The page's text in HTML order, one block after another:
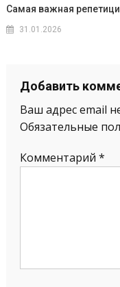
Самая важная
31.01.2026
Добавить
Ваш адрес email
Обязательные
Комментарий *